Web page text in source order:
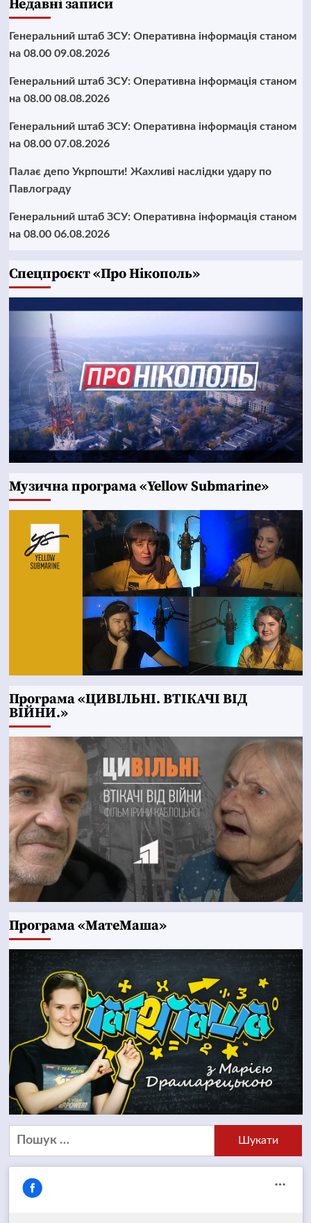
Недавні записи
Генеральний штаб ЗСУ: Оперативна інформація станом
на 08.00 09.08.2026
Генеральний штаб ЗСУ: Оперативна інформація станом
на 08.00 08.08.2026
Генеральний штаб ЗСУ: Оперативна інформація станом
на 08.00 07.08.2026
Палає депо Укрпошти! Жахливі наслідки удару по
Павлограду
Генеральний штаб ЗСУ: Оперативна інформація станом
на 08.00 06.08.2026
Cпецпроєкт «Про Нікополь»
Музична програма «Yellow Submarine»
Програма «ЦИВІЛЬНІ. ВТІКАЧІ ВІД
ВІЙНИ.»
Програма «МатеМаша»
Пошук: